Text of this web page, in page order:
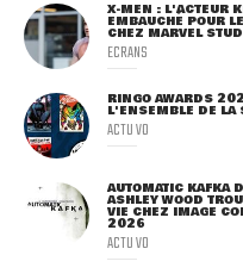
X-MEN : L'ACTEUR
EMBAUCHÉ POUR
CHEZ MARVEL
ECRANS
RINGO AWARDS
L'ENSEMBLE DE LA
ACTU VO
AUTOMATIC KAFKA
ASHLEY WOOD
VIE CHEZ IMAGE
2026
ACTU VO